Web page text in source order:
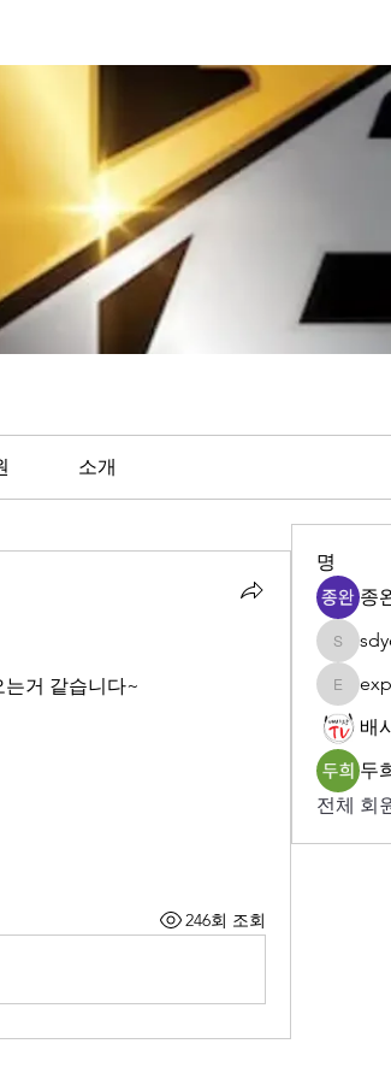
소개
는거 같습니다~
246회 조회
명
종
sdyoun
배
두
전체 회